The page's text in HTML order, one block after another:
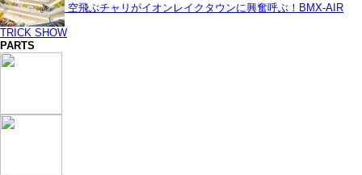
空飛ぶチャリがイオンレイクタウンに興奮呼ぶ！BMX-AIR
TRICK SHOW
PARTS